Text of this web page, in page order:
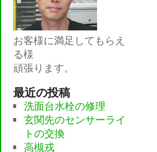
お客様に満足してもらえ
る様
頑張ります。
最近の投稿
洗面台水栓の修理
玄関先のセンサーライ
トの交換
高槻戎